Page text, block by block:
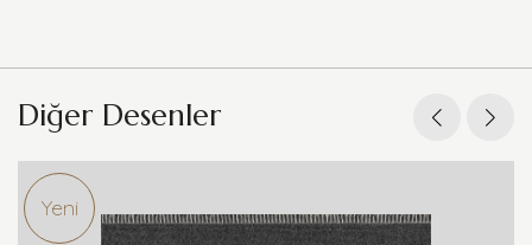
Diğer Desenler
Yeni